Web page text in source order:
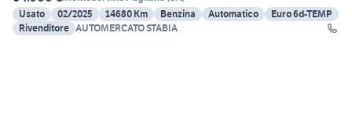
Usato
02/2025 14680 Km Benzina Automatico
Euro 6d-TEMP
Rivenditore AUTOMERCATO STABIA